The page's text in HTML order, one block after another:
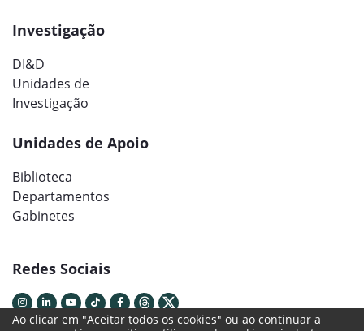
Investigação
DI&D
Unidades de
Investigação
Unidades de Apoio
Biblioteca
Departamentos
Gabinetes
Redes Sociais
Ao clicar em "Aceitar todos os cookies" ou ao continuar a